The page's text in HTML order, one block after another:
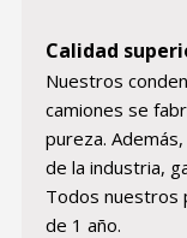
Calidad
Nuestros
camiones se
pureza.
de la industria,
Todos nuestros
de 1 año.